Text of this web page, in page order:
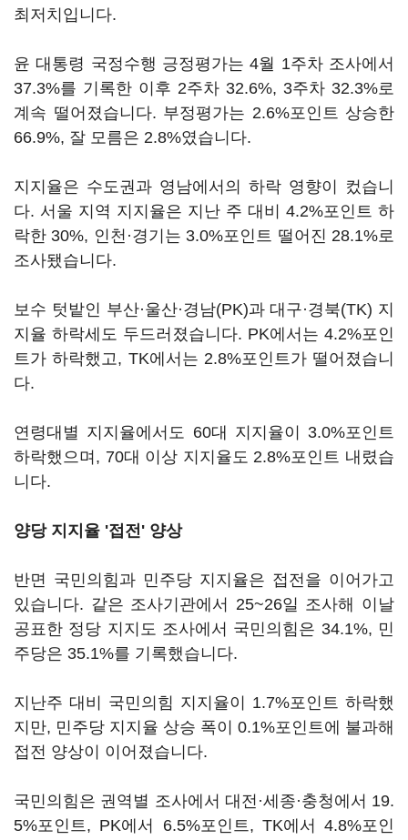
최저치입니다.
윤 대통령 국정수행 긍정평가는 4월 1주차 조사에서
37.3%를 기록한 이후 2주차 32.6%, 3주차 32.3%로
계속 떨어졌습니다. 부정평가는 2.6%포인트 상승한
66.9%, 잘 모름은 2.8%였습니다.
지지율은 수도권과 영남에서의 하락 영향이 컸습니
다. 서울 지역 지지율은 지난 주 대비 4.2%포인트 하
락한 30%, 인천·경기는 3.0%포인트 떨어진 28.1%로
조사됐습니다.
보수 텃밭인 부산·울산·경남(PK)과 대구·경북(TK) 지
지율 하락세도 두드러졌습니다. PK에서는 4.2%포인
트가 하락했고, TK에서는 2.8%포인트가 떨어졌습니
다.
연령대별 지지율에서도 60대 지지율이 3.0%포인트
하락했으며, 70대 이상 지지율도 2.8%포인트 내렸습
니다.
양당 지지율 '접전' 양상
반면 국민의힘과 민주당 지지율은 접전을 이어가고
있습니다. 같은 조사기관에서 25~26일 조사해 이날
공표한 정당 지지도 조사에서 국민의힘은 34.1%, 민
주당은 35.1%를 기록했습니다.
지난주 대비 국민의힘 지지율이 1.7%포인트 하락했
지만, 민주당 지지율 상승 폭이 0.1%포인트에 불과해
접전 양상이 이어졌습니다.
국민의힘은 권역별 조사에서 대전·세종·충청에서 19.
5%포인트, PK에서 6.5%포인트, TK에서 4.8%포인